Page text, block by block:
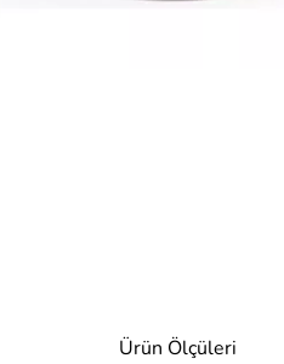
Ürün Ölçüleri